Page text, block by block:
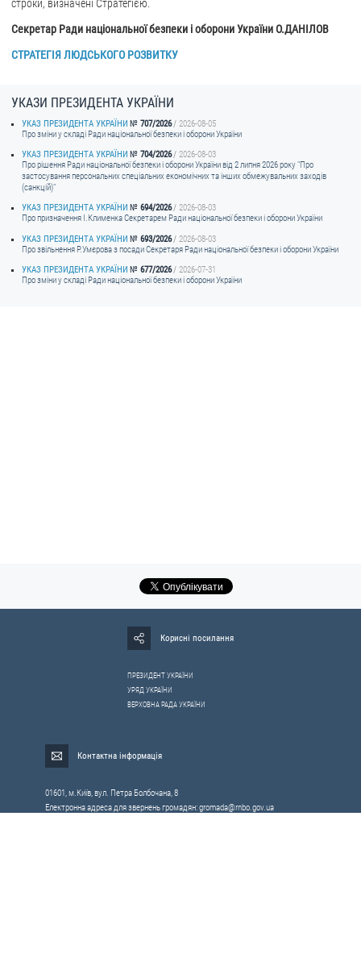
строки, визначені Стратегією.
Секретар Ради національної безпеки і оборони України О.ДАНІЛОВ
СТРАТЕГІЯ ЛЮДСЬКОГО РОЗВИТКУ
УКАЗИ ПРЕЗИДЕНТА УКРАЇНИ
УКАЗ ПРЕЗИДЕНТА УКРАЇНИ 707/2026
2026-08-05
Про зміни у складі Ради національної безпеки і оборони України
УКАЗ ПРЕЗИДЕНТА УКРАЇНИ
704/2026
2026-08-03
Про рішення Ради національної безпеки і оборони України від 2 липня 2026 року "Про
застосування персональних спеціальних економічних та інших обмежувальних заходів
(санкцій)"
УКАЗ ПРЕЗИДЕНТА УКРАЇНИ
694/2026
2026-08-03
Про призначення I.Клименка Секретарем Ради національної безпеки і оборони України
УКАЗ ПРЕЗИДЕНТА УКРАЇНИ
693/2026
2026-08-03
Про звільнення Р.Умєрова з посади Секретаря Ради національної безпеки і оборони України
УКАЗ ПРЕЗИДЕНТА УКРАЇНИ
677/2026
2026-07-31
Про зміни у складі Ради національної безпеки і оборони України
Корисні посилання
ПРЕЗИДЕНТ УКРАЇНИ
УРЯД УКРАЇНИ
ВЕРХОВНА РАДА УКРАЇНИ
Контактна інформація
01601, м.Київ, вул. Петра Болбочана, 8
Електронна адреса для звернень громадян:gromada@rnbo.gov.ua